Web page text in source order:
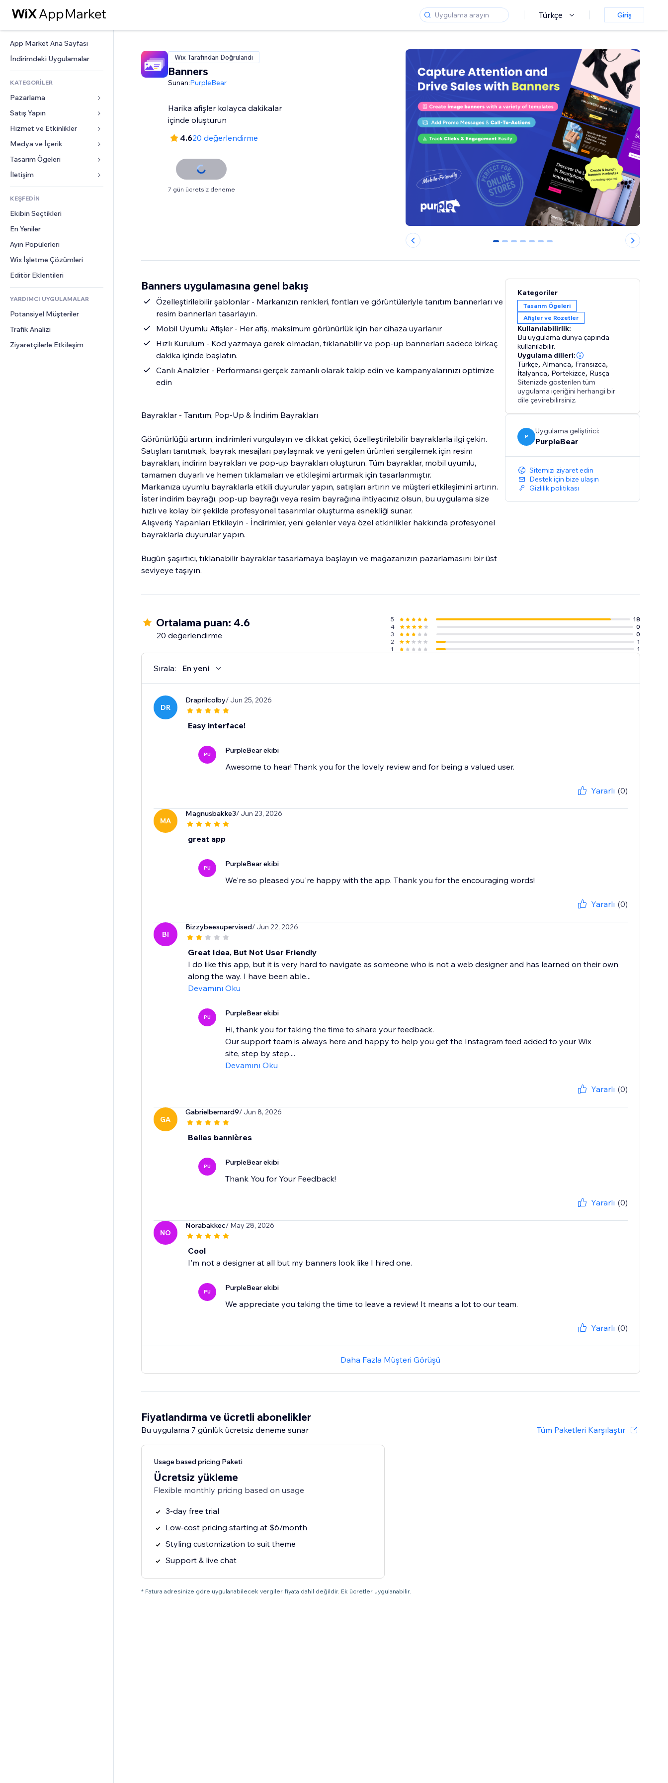
Türkçe Giriş
App Market Ana Sayfası
İndirimdeki Uygulamalar
KATEGORİLER
Pazarlama
Reklamlar
Mobil
Site Analizleri
Sosyal Ağ
Site Listeleri
E-posta
Satış Yapın
Mağazalar için uygulamalar
Gönderim ve Teslimat
Satış Düğmeleri
Muhasebe
Kuponlar ve Müşteri Sadakati
Depolama Çözümleri
Hizmet ve Etkinlikler
Oteller
Etkinlikler
Restoranlar
Emlak
Randevular
Medya ve İçerik
Galeri
Müzik
Podcast
Fotoğrafçılık
Video
PDF
Dosya Paylaşımı
Haberler
Tasarım Ögeleri
Haritalar ve Navigasyon
Gizlilik ve Güvenlik
Saat
Sayfa Şablonları
Görüntü Efektleri
Düğmeler ve Menüler
Afişler ve Rozetler
Hesap Makineleri
Arama
Hava Durumu
Grafik ve Tablolar
Formlar
Blog
Anketler
Sohbet
Yorumlar
Telefon
Topluluk
Değerlendirmeler ve Müşteri
KEŞFEDİN
Ekibin Seçtikleri
En Yeniler
Ayın Popülerleri
Wix İşletme Çözümleri
Editör Eklentileri
YARDIMCI UYGULAMALAR
Potansiyel Müşteriler
Trafik Analizi
Ziyaretçilerle Etkileşim
Wix Tarafından Doğrulandı
Banners
Sunan:PurpleBear
Harika afişler kolayca dakikalar
içinde oluşturun
4.620 değerlendirme
7 gün ücretsiz deneme
0 1 2 3 4 5 6
Banners uygulamasına genel bakış
Özelleştirilebilir şablonlar - Markanızın renkleri, fontları ve görüntüleriyle tanıtım bannerları ve
resim bannerları tasarlayın.
Mobil Uyumlu Afişler - Her afiş, maksimum görünürlük için her cihaza uyarlanır
Hızlı Kurulum - Kod yazmaya gerek olmadan, tıklanabilir ve pop-up bannerları sadece birkaç
dakika içinde başlatın.
Canlı Analizler - Performansı gerçek zamanlı olarak takip edin ve kampanyalarınızı optimize
edin
Bayraklar - Tanıtım, Pop-Up & İndirim Bayrakları
Görünürlüğü artırın, indirimleri vurgulayın ve dikkat çekici, özelleştirilebilir bayraklarla ilgi çekin.
Satışları tanıtmak, bayrak mesajları paylaşmak ve yeni gelen ürünleri sergilemek için resim
bayrakları, indirim bayrakları ve pop-up bayrakları oluşturun. Tüm bayraklar, mobil uyumlu,
tamamen duyarlı ve hemen tıklamaları ve etkileşimi artırmak için tasarlanmıştır.
Markanıza uyumlu bayraklarla etkili duyurular yapın, satışları artırın ve müşteri etkileşimini artırın.
İster indirim bayrağı, pop-up bayrağı veya resim bayrağına ihtiyacınız olsun, bu uygulama size
hızlı ve kolay bir şekilde profesyonel tasarımlar oluşturma esnekliği sunar.
Alışveriş Yapanları Etkileyin - İndirimler, yeni gelenler veya özel etkinlikler hakkında profesyonel
bayraklarla duyurular yapın.
Bugün şaşırtıcı, tıklanabilir bayraklar tasarlamaya başlayın ve mağazanızın pazarlamasını bir üst
seviyeye taşıyın.
Kategoriler
Tasarım Ögeleri
Afişler ve Rozetler
Kullanılabilirlik:
Bu uygulama dünya çapında
kullanılabilir.
Uygulama dilleri:
Türkçe, Almanca, Fransızca,
İtalyanca, Portekizce, Rusça
Sitenizde gösterilen tüm
uygulama içeriğini herhangi bir
dile çevirebilirsiniz.
P
Uygulama geliştirici:
PurpleBear
Sitemizi ziyaret edin
Destek için bize ulaşın
Gizlilik politikası
Ortalama puan: 4.6
20 değerlendirme
5
18
4
0
3
0
2
1
1
1
Sırala: En yeni
DR
Draprilcolby/ Jun 25, 2026
Easy interface!
PU PurpleBear ekibi
Awesome to hear! Thank you for the lovely review and for being a valued user.
Yararlı (0)
MA
Magnusbakke3/ Jun 23, 2026
great app
PU PurpleBear ekibi
We're so pleased you're happy with the app. Thank you for the encouraging words!
Yararlı (0)
BI
Bizzybeesupervised/ Jun 22, 2026
Great Idea, But Not User Friendly
I do like this app, but it is very hard to navigate as someone who is not a web designer and has learned on their own
along the way. I have been able...
Devamını Oku
PU PurpleBear ekibi
Hi, thank you for taking the time to share your feedback.
Our support team is always here and happy to help you get the Instagram feed added to your Wix
site, step by step....
Devamını Oku
Yararlı (0)
GA
Gabrielbernard9/ Jun 8, 2026
Belles bannières
PU PurpleBear ekibi
Thank You for Your Feedback!
Yararlı (0)
NO
Norabakkec/ May 28, 2026
Cool
I'm not a designer at all but my banners look like I hired one.
PU PurpleBear ekibi
We appreciate you taking the time to leave a review! It means a lot to our team.
Yararlı (0)
Daha Fazla Müşteri Görüşü
Fiyatlandırma ve ücretli abonelikler
Bu uygulama 7 günlük ücretsiz deneme sunar Tüm Paketleri Karşılaştır
Usage based pricing Paketi
Ücretsiz yükleme
Flexible monthly pricing based on usage
3-day free trial
Low-cost pricing starting at $6/month
Styling customization to suit theme
Support & live chat
* Fatura adresinize göre uygulanabilecek vergiler fiyata dahil değildir. Ek ücretler uygulanabilir.